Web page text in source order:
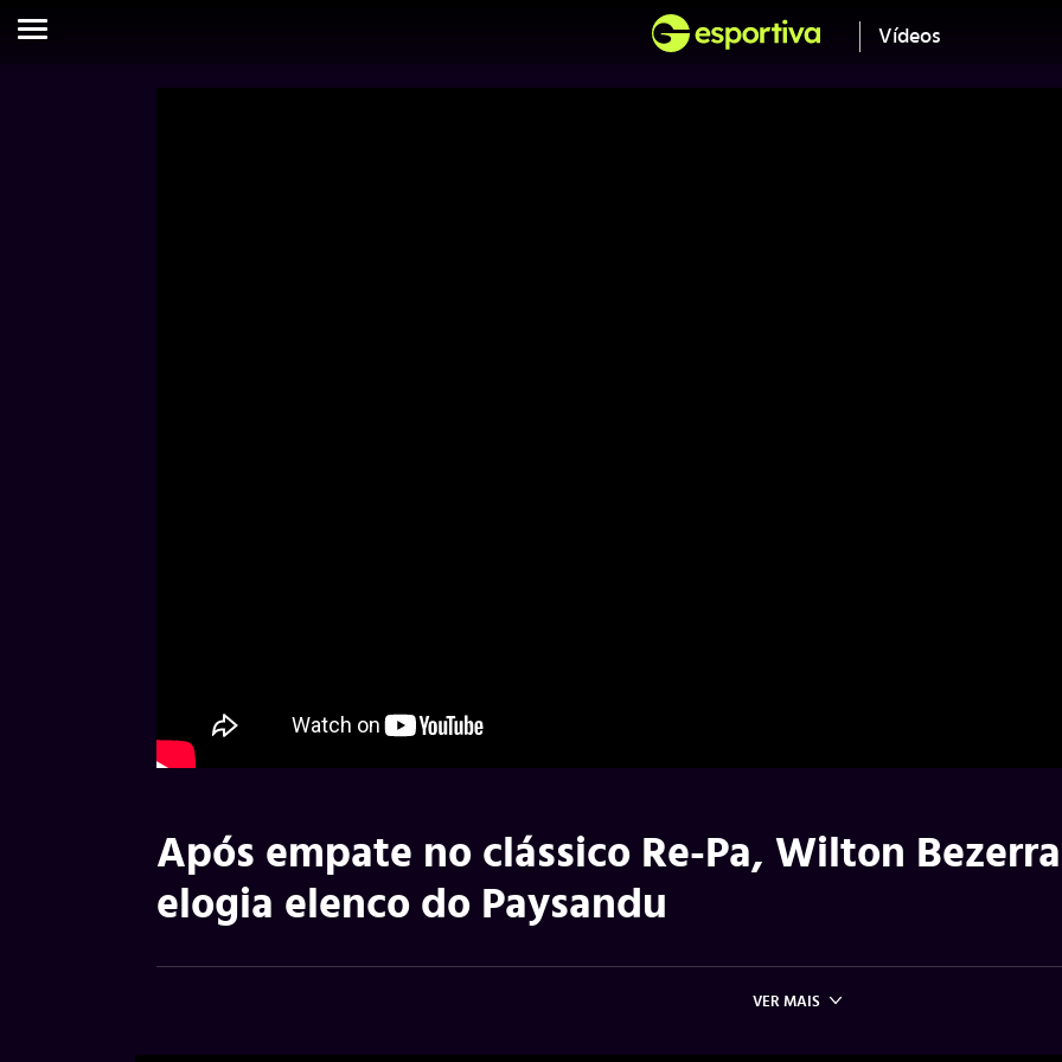
Vídeos
Após empate no clássico Re-Pa, Wilton Bezerra
elogia elenco do Paysandu
VER MAIS